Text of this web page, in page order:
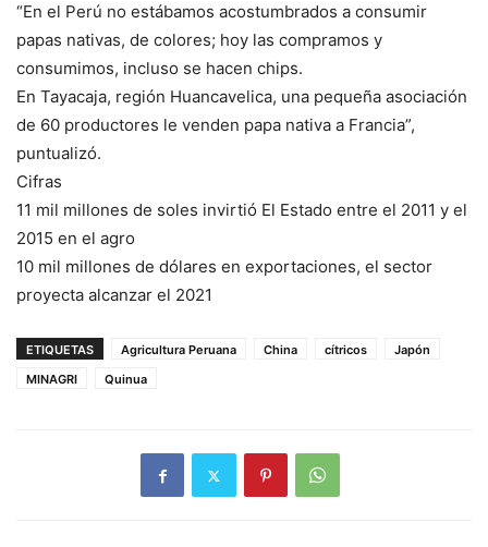
“En el Perú no estábamos acostumbrados a consumir
papas nativas, de colores; hoy las compramos y
consumimos, incluso se hacen chips.
En Tayacaja, región Huancavelica, una pequeña asociación
de 60 productores le venden papa nativa a Francia”,
puntualizó.
Cifras
11 mil millones de soles invirtió El Estado entre el 2011 y el
2015 en el agro
10 mil millones de dólares en exportaciones, el sector
proyecta alcanzar el 2021
ETIQUETAS Agricultura Peruana China cítricos
Japón
MINAGRI
Quinua